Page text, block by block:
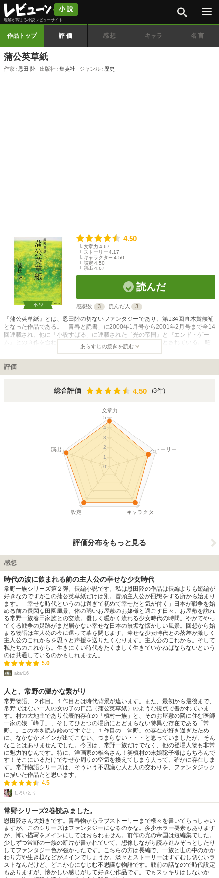
小説
理解が深まる小説レビューサイト
作品トップ 評価 感想 キャラ 名言
蒲公英草紙
作家 恩田 陸 出版社 集英社 ジャンル 歴史
小説
4.50
文章力 4.67
ストーリー 4.17
キャラクター 4.50
設定 4.50
演出 4.67
読んだ
感想数 3 読んだ人 3
『蒲公英草紙』とは、恩田陸の切ないファンタジーであり、第134回直木賞候補
となった作品である。「青春と読書」に2000年1月号から2001年2月号まで全14
回連載され、他に「小説すばる」に連載された『光の帝国』と『エンド・ゲー
ム』との３作を合わせて『常野物語』（とこのものがたり）とされている。 昭
和初期宮城県の農村で、少女峰子は大地主である槇村家の病弱の娘聡子の話し相
手として屋敷にあがった。やがて不思議な能力を持つ「常野」と呼ばれる一族
の、春日一家がやってくる。彼らは膨大な書籍や人物を「しまい」、それを「響
かせる」ことを生業としていた。ある日、村が豪雨におそわれ、峰子と聡子、そ
もたちを守り、しかし自分は濁流にさらわれてしまう。聡子を失った悲しみにく
あらすじの続きを読む
評価
総合評価 4.50
4.50 (3件)
文章力
ストーリー
キャラクター
設定
演出
0
1
2
3
4
5
評価分布をもっと見る
感想
時代の波に飲まれる前の主人公の幸せな少女時代
常野一族シリーズ第２弾。長編小説です。私は恩田陸の作品は長編よりも短編が
好きなのですがこの蒲公英草紙だけは別。冒頭主人公が回想をする所から始まり
ます。「幸せな時代というのは過ぎて初めて幸せだと気が付く」日本が戦争を始
める前の長閑な田園風景。体の弱いお屋敷のお嬢様と過ごす日々。お屋敷を訪れ
る常野一族春田家族との交流。優しく暖かく流れる少女時代の時間。やがてやっ
てくる戦争の足跡がまだ届かない幸せな日本の無垢な懐かしい風景。回想から始
まる物語は主人公の今に還って幕を閉じます。幸せな少女時代との落差が激しく
主人公のこれからを思うと声援を送りたくなります。主人公のこれから。そして
私たちのこれから。生きにくい時代をたくましく生きていかねばならないという
のは共通しているのかもしれません。
5.0
akari16
人と、常野の温かな繋がり
常野物語、２作目。１作目とは時代背景が違います。また、最初から最後まで、
常野ではない一人の女の子の日記（蒲公英草紙）のような視点で書かれていま
す。村の大地主であり代表的存在の「槙村一族」と、そのお屋敷の隣に住む医師
一家の娘「峰子」、そしてひとつの場所にとどまらない特異な存在である「常
野」。この本を読み始めてすぐは、１作目の「常野」の存在が好き過ぎたため
に、なかなかメインが出てこない、つまらない・・・と思っていましたが、そん
なことはありませんでした。今回は、常野一族だけでなく、他の登場人物も非常
に魅力的なんです。特に、洋画家の椎名さん！笑槙村の末娘聡子様はもちろんで
す！そこにいるだけでなぜか周りの空気を換えてしまう人って、確かに存在しま
す。常野物語シリーズは、そういう不思議な人と人の交わりを、ファンタジック
に描いた作品だと思います。
4.5
しろいとり
常野シリーズ2巻読みました。
恩田陸さん大好きです。青春物からラブストーリーまで様々を書いてらっしゃい
ますが、このシリーズはファンタジーになるのかな。多少ホラー要素もあります
が、怖い描写をメインにしてはおられません。前作の光の帝国は短編集でした。
少しずつ常野の一族の断片が書かれていて、想像しながら読み進みぞっとしたり
してファンタジー色が強かったです。こちらの方は長編で、一族と世の中のかか
わり方や生き様などがメインでしょうか。淡々とストーリーはすすむし切ないラ
ストなんだけど、どこか心になじむ不思議な物語です。戦前の話なので時代設定
もありますが、懐かしい感じがして好きな作品です。でもスッキリはしないか